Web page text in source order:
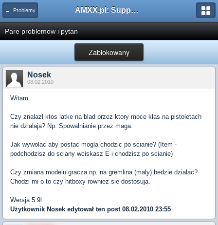
← Problemy AMXX.pl: Support AMX Mod X i SourceMod
Pare problemow i pytan
Zablokowany
Nosek
08.02.2010
Witam.
Czy znalazl ktos latke na blad przez ktory moce klas na pistoletach
nie dzialaja? Np. Spowalnianie przez maga.
Jak wywolac aby postac mogla chodzic po scianie? (Item -
podchodzisz do sciany wciskasz E i chodzisz po scianie)
Czy zmiana modelu gracza np. na gremlina (maly) bedzie dzialac?
Chodzi mi o to czy hitboxy rowniez sie dostosuja.
Wersja 5.9l
Użytkownik Nosek edytował ten post 08.02.2010 23:55